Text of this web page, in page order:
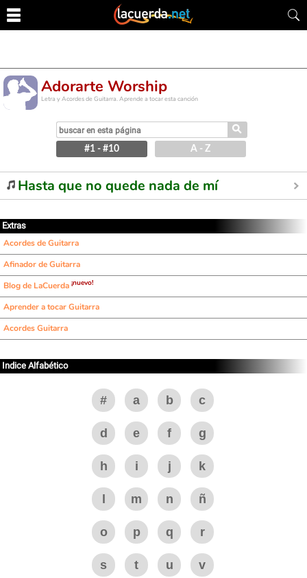
Adorarte Worship
Letra y Acordes de Guitarra. Aprende a tocar esta canción
⚲
#1 - #10 A - Z
Hasta que no quede nada de mí
Extras
Acordes de Guitarra
Afinador de Guitarra
Blog de LaCuerda ¡nuevo!
Aprender a tocar Guitarra
Acordes Guitarra
Indice Alfabético
# a b c
d e f g
h i j k
m n ñ
o p q r
s t u v